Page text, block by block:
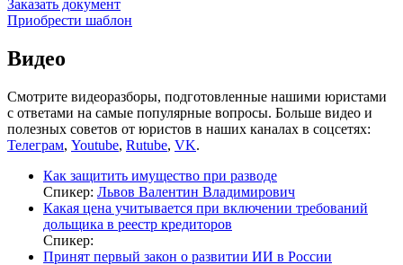
Заказать документ
Приобрести шаблон
Видео
Смотрите видеоразборы, подготовленные нашими юристами
с ответами на самые популярные вопросы. Больше видео и
полезных советов от юристов в наших каналах в соцсетях:
Телеграм, Youtube, Rutube, VK.
Как защитить имущество при разводе
Спикер: Львов Валентин Владимирович
Какая цена учитывается при включении требований
дольщика в реестр кредиторов
Спикер:
Принят первый закон о развитии ИИ в России